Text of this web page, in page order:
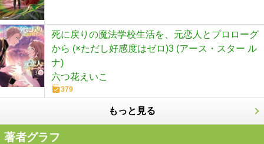
死に戻りの魔法学校生活を、元恋人とプロローグ
から (※ただし好感度はゼロ)3 (アース・スター ル
ナ)
六つ花えいこ
379
もっと見る
著者グラフ